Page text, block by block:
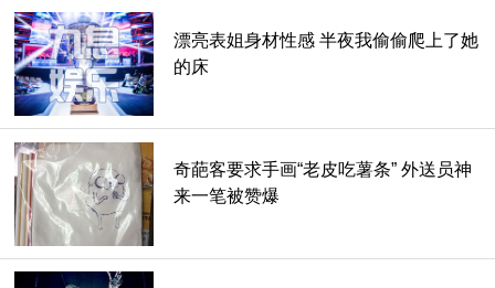
漂亮表姐身材性感 半夜我偷偷爬上了她
的床
奇葩客要求手画“老皮吃薯条” 外送员神
来一笔被赞爆